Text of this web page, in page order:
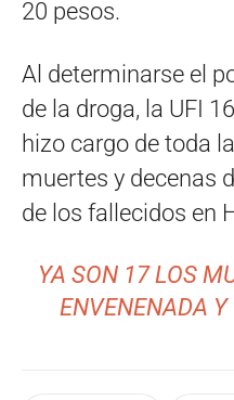
20 pesos.
Al determinarse el
de la droga, la UFI
hizo cargo de toda
muertes y decenas
de los fallecidos en
YA SON 17 LOS
ENVENENADA